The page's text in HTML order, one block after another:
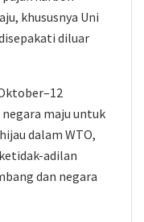
khususnya Uni
diluar
maju untuk
dalam WTO,
adilan
dan negara